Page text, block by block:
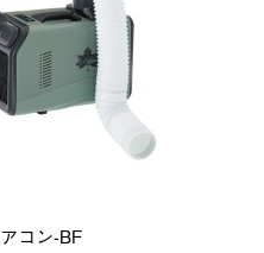
コン-BF